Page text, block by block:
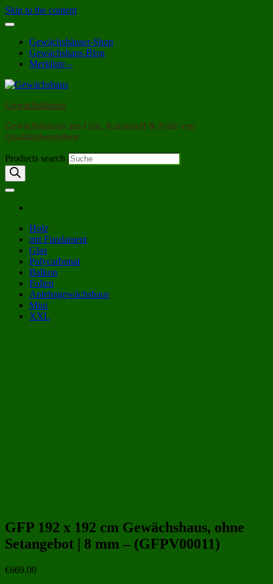
Skip to the content
Gewächshäuser-Shop
Gewächshaus-Blog
Merkliste –
Gewächshäuser
Gewächshäuser aus Glas, Kunststoff & Folie von
Qualitätsherstellern
Products search
Holz
mit Fundament
Glas
Polycarbonat
Balkon
Folien
Anlehngewächshaus
Mini
XXL
GFP 192 x 192 cm Gewächshaus, ohne
Setangebot | 8 mm – (GFPV00011)
€669.00